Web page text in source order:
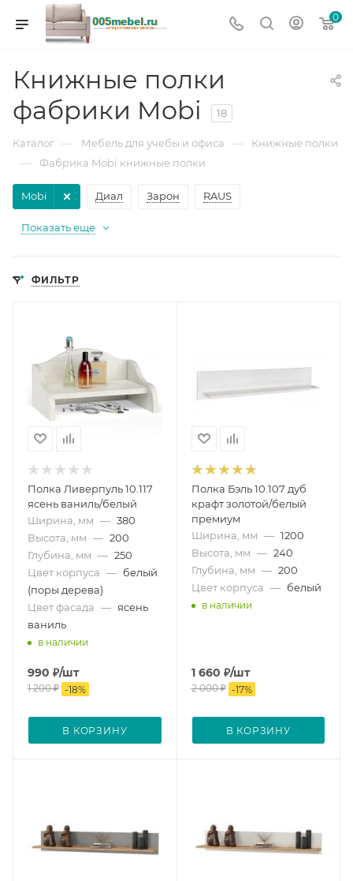
0
Книжные полки
фабрики Mobi
18
Каталог — Мебель для учебы и офиса — Книжные полки
— Фабрика Mobi книжные полки
Диал Зарон RAUS
Mobi
Показать еще
ФИЛЬТР
Полка Ливерпуль 10.117
ясень ваниль/белый
Ширина, мм — 380
Высота, мм — 200
Глубина, мм — 250
Цвет корпуса — белый
(поры дерева)
Цвет фасада — ясень
ваниль
в наличии
990 ₽/шт
1 200₽ -18%
В КОРЗИНУ
Полка Бэль 10.107 дуб
крафт золотой/белый
премиум
Ширина, мм — 1200
Высота, мм — 240
Глубина, мм — 200
Цвет корпуса — белый
в наличии
1 660 ₽/шт
2 000₽ -17%
В КОРЗИНУ